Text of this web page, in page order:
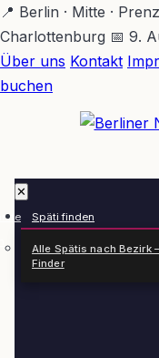
Zum
Hauptinhalt
springen
📍 Berlin · Mitte ·
Charlottenburg 📅 9.
Über uns Kontakt
buchen
✕
Späti finden
Alle Spätis nach Bezirk –
Finder